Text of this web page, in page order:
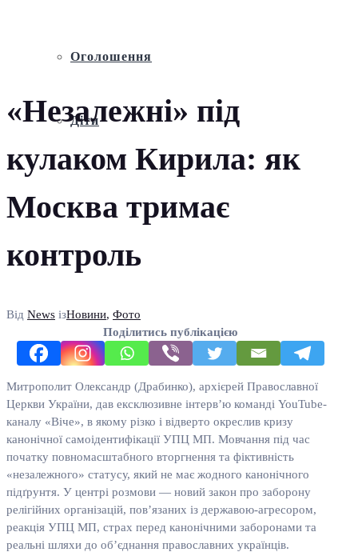
Оголошення
Діти
«Незалежні» під
кулаком Кирила: як
Москва тримає
контроль
Від News ізНовини, Фото
Поділитись публікацією
Митрополит Олександр (Драбинко), архієрей Православної
Церкви України, дав ексклюзивне інтерв’ю команді YouTube-
каналу «Віче», в якому різко і відверто окреслив кризу
канонічної самоідентифікації УПЦ МП. Мовчання під час
початку повномасштабного вторгнення та фіктивність
«незалежного» статусу, який не має жодного канонічного
підґрунтя. У центрі розмови — новий закон про заборону
релігійних організацій, пов’язаних із державою-агресором,
реакція УПЦ МП, страх перед канонічними заборонами та
реальні шляхи до об’єднання православних українців.